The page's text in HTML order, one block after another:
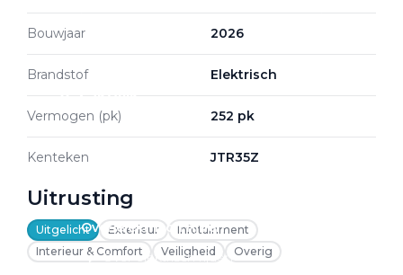
Zakelijk
Over elektrisch rijden
Over elektrisch rijden
Bouwjaar 2026
Brandstof Elektrisch
Vermogen (pk) 252 pk
Kenteken JTR35Z
Uitrusting
Uitgelicht Exterieur
Infotainment
Interieur & Comfort
Veiligheid Overig